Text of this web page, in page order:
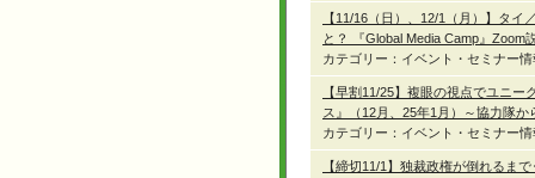
【11/16（日）、12/1（月）】タ
と？ 『Global Media Camp』Zoom
カテゴリー：イベント・セミナー情
【早割11/25】複眼の視点でユニ
ス』（12月、25年1月）～協力隊か
カテゴリー：イベント・セミナー情
【締切11/1】独裁政権が倒れるま